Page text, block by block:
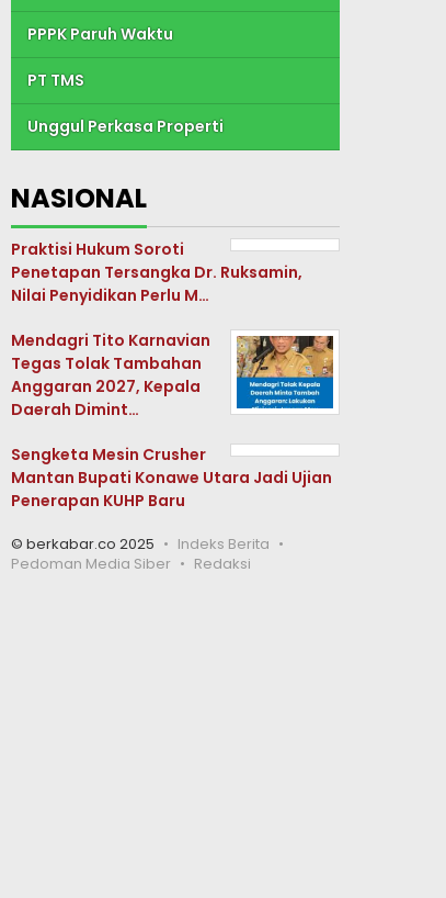
PPPK Paruh Waktu
PT TMS
Unggul Perkasa Properti
NASIONAL
Praktisi Hukum Soroti
Penetapan Tersangka Dr. Ruksamin,
Nilai Penyidikan Perlu M…
Mendagri Tito Karnavian
Tegas Tolak Tambahan
Anggaran 2027, Kepala
Daerah Dimint…
Sengketa Mesin Crusher
Mantan Bupati Konawe Utara Jadi Ujian
Penerapan KUHP Baru
© berkabar.co 2025
Indeks Berita
Pedoman Media Siber
Redaksi